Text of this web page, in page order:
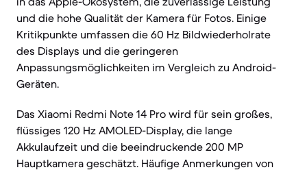
und die hohe Qualität der Kamera für Fotos. Einige
Kritikpunkte umfassen die 60 Hz Bildwiederholrate
des Displays und die geringeren
Anpassungsmöglichkeiten im Vergleich zu Android-
Geräten.
Das Xiaomi Redmi Note 14 Pro wird für sein großes,
flüssiges 120 Hz AMOLED-Display, die lange
Akkulaufzeit und die beeindruckende 200 MP
Hauptkamera geschätzt. Häufige Anmerkungen von